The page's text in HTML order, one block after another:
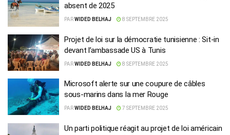
absent de 2025
PARWIDED BELHAJ 8 SEPTEMBRE 2025
Projet de loi sur la démocratie tunisienne : Sit-in
devant l’ambassade US à Tunis
PARWIDED BELHAJ 8 SEPTEMBRE 2025
Microsoft alerte sur une coupure de câbles
sous-marins dans la mer Rouge
PARWIDED BELHAJ 7 SEPTEMBRE 2025
Un parti politique réagit au projet de loi américain